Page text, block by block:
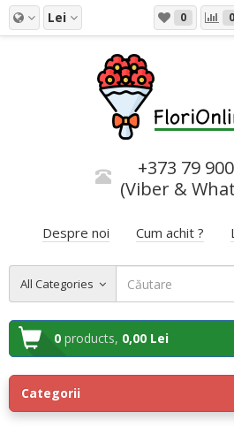
Lei 0 0
+373 79
(Viber &
Despre noi Cum achit ?
All Categories
0 products, 0,00 Lei
Categorii